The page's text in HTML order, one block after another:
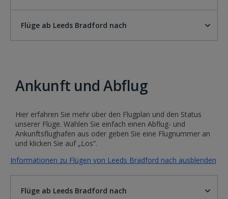
Flüge ab Leeds Bradford nach
Ankunft und Abflug
Hier erfahren Sie mehr über den Flugplan und den Status
unserer Flüge. Wählen Sie einfach einen Abflug- und
Ankunftsflughafen aus oder geben Sie eine Flugnummer an
und klicken Sie auf „Los“.
Informationen zu Flügen von Leeds Bradford nach ausblenden
Flüge ab Leeds Bradford nach